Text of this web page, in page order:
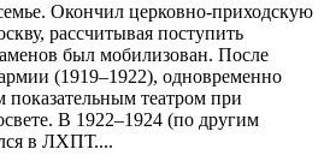
Окончил церковно-приходскую
рассчитывая поступить
был мобилизован. После
(1919–1922), одновременно
театром при
В 1922–1924 (по другим
в ЛХПТ....